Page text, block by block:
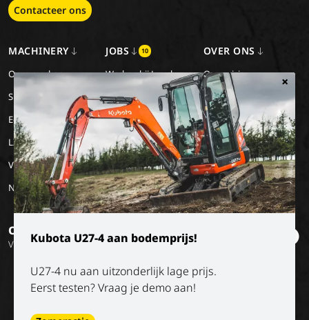
×
Kubota U27-4 aan bodemprijs!
U27-4 nu aan uitzonderlijk lage prijs.
Eerst testen? Vraag je demo aan!
Contacteer ons
MACHINERY
Onze merken
Special Applications
Eco Applications
LX Used Equipment
Verhuurpartners
New old stock
JOBS 10
Werken bij Luyckx
Stage/vakantiejob
OVER ONS
Onze visie
Onze missie
Geschiedenis
Op de hoogte blijven?
Volg onze socials